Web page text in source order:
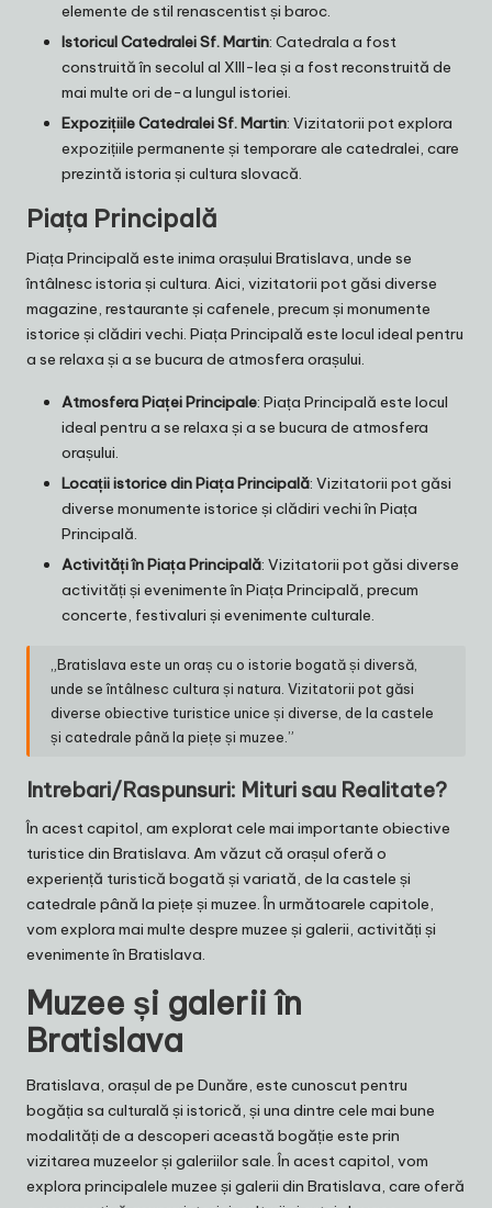
elemente de stil renascentist și baroc.
Istoricul Catedralei Sf. Martin: Catedrala a fost
construită în secolul al XIII-lea și a fost reconstruită de
mai multe ori de-a lungul istoriei.
Expozițiile Catedralei Sf. Martin: Vizitatorii pot explora
expozițiile permanente și temporare ale catedralei, care
prezintă istoria și cultura slovacă.
Piața Principală
Piața Principală este inima orașului Bratislava, unde se
întâlnesc istoria și cultura. Aici, vizitatorii pot găsi diverse
magazine, restaurante și cafenele, precum și monumente
istorice și clădiri vechi. Piața Principală este locul ideal pentru
a se relaxa și a se bucura de atmosfera orașului.
Atmosfera Piaței Principale: Piața Principală este locul
ideal pentru a se relaxa și a se bucura de atmosfera
orașului.
Locații istorice din Piața Principală: Vizitatorii pot găsi
diverse monumente istorice și clădiri vechi în Piața
Principală.
Activități în Piața Principală: Vizitatorii pot găsi diverse
activități și evenimente în Piața Principală, precum
concerte, festivaluri și evenimente culturale.
„Bratislava este un oraș cu o istorie bogată și diversă,
unde se întâlnesc cultura și natura. Vizitatorii pot găsi
diverse obiective turistice unice și diverse, de la castele
și catedrale până la piețe și muzee.”
Intrebari/Raspunsuri: Mituri sau Realitate?
În acest capitol, am explorat cele mai importante obiective
turistice din Bratislava. Am văzut că orașul oferă o
experiență turistică bogată și variată, de la castele și
catedrale până la piețe și muzee. În următoarele capitole,
vom explora mai multe despre muzee și galerii, activități și
evenimente în Bratislava.
Muzee și galerii în
Bratislava
Bratislava, orașul de pe Dunăre, este cunoscut pentru
bogăția sa culturală și istorică, și una dintre cele mai bune
modalități de a descoperi această bogăție este prin
vizitarea muzeelor și galeriilor sale. În acest capitol, vom
explora principalele muzee și galerii din Bratislava, care oferă